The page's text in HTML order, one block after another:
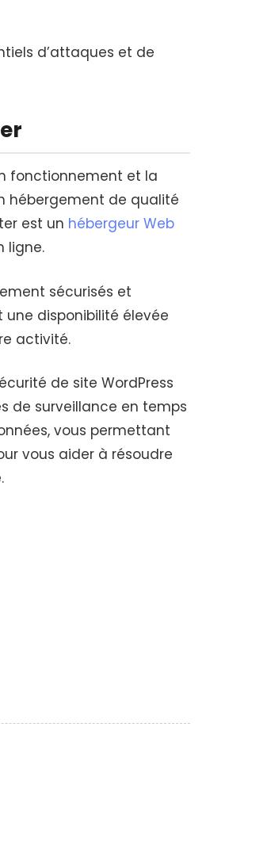
d’attaques et de
fonctionnement et la
hébergement de qualité
est un hébergeur Web
ligne.
sécurisés et
disponibilité élevée
activité.
de site WordPress
de surveillance en temps
vous permettant
vous aider à résoudre